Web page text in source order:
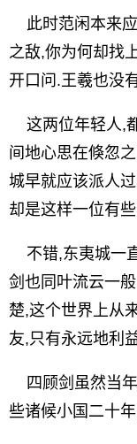
此时范闲本来
之敌,你为何却找
开口问.王羲也没
这两位年轻人,
间地心思在倏忽
城早就应该派人
却是这样一位有
不错,东夷城一
剑也同叶流云一
楚,这个世界上从
友,只有永远地利
四顾剑虽然当
些诸候小国二十